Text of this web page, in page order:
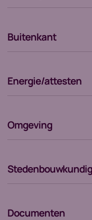
Buitenkant
Energie/attesten
Omgeving
Documenten